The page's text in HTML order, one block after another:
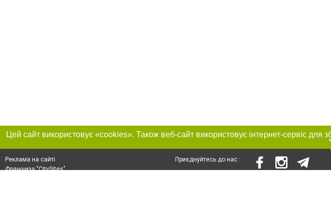
Реклама на сайті
Франшиза "CitySites"
Приєднуйтесь до нас :